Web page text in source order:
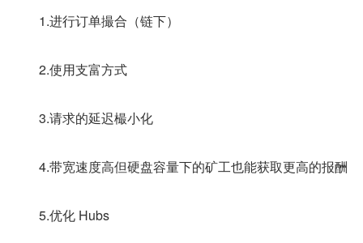
1.进行订单撮合（链下）
2.使用支富方式
3.请求的延迟樶小化
4.带宽速度高但硬盘容量下的矿工也能获取更高的报酬
5.优化 Hubs